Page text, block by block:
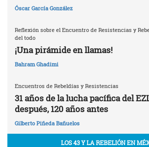
Óscar García González
Reflexión sobre el Encuentro de Resistencias y
del todo
¡Una pirámide en llamas!
Bahram Ghadimi
Encuentros de Rebeldías y Resistencias
31 años de la lucha pacífica del
después, 120 años antes
Gilberto Piñeda Bañuelos
LOS 43 Y LA REBELIÓN EN